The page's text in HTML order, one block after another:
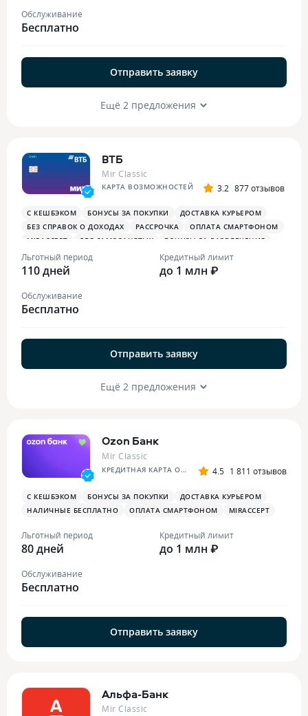
Обслуживание
Бесплатно
Отправить заявку
Ещё 2 предложения
ВТБ
Mir Classic
КАРТА ВОЗМОЖНОСТЕЙ 3.2 877 отзывов
С КЕШБЭКОМ БОНУСЫ ЗА ПОКУПКИ
ДОСТАВКА КУРЬЕРОМ
БЕЗ СПРАВОК О ДОХОДАХ
РАССРОЧКА
ОПЛАТА СМАРТФОНОМ
MIRACCEPT
ДЛЯ САМОЗАНЯТЫХ
БОНУСЫ ЗА РАЗВЛЕЧЕНИЯ
ПЛАТЕЖНЫЙ СТИКЕР
Льготный период
110 дней
Кредитный лимит
до 1 млн ₽
Обслуживание
Бесплатно
Отправить заявку
Ещё 2 предложения
Ozon Банк
Mir Classic
КРЕДИТНАЯ КАРТА OZON 4.5 1 811 отзывов
С КЕШБЭКОМ БОНУСЫ ЗА ПОКУПКИ
ДОСТАВКА КУРЬЕРОМ
НАЛИЧНЫЕ БЕСПЛАТНО
ОПЛАТА СМАРТФОНОМ MIRACCEPT
Льготный период
80 дней
Кредитный лимит
до 1 млн ₽
Обслуживание
Бесплатно
Отправить заявку
Альфа-Банк
Mir Classic